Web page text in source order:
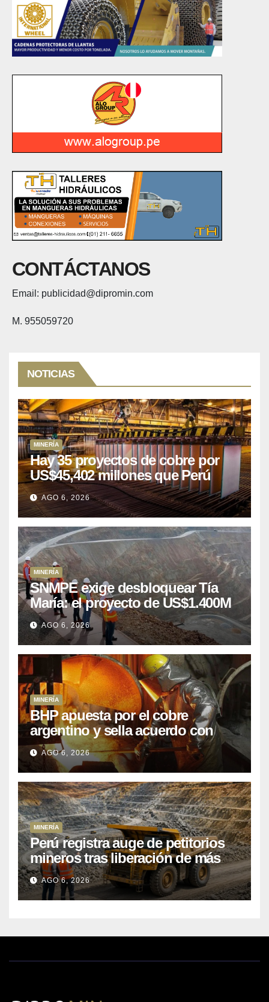
CONTÁCTANOS
Email: publicidad@dipromin.com
M. 955059720
NOTICIAS
MINERÍA
Hay 35 proyectos de cobre por
US$45,402 millones que Perú
puede aprovechar
AGO 6, 2026
MINERÍA
SNMPE exige desbloquear Tía
María: el proyecto de US$1.400M
que Perú lleva 15 años
posponiendo
AGO 6, 2026
MINERÍA
BHP apuesta por el cobre
argentino y sella acuerdo con
Kobrea para siete proyecto
AGO 6, 2026
MINERÍA
Perú registra auge de petitorios
mineros tras liberación de más
de mil concesiones para explorar
cobre y oro
AGO 6, 2026